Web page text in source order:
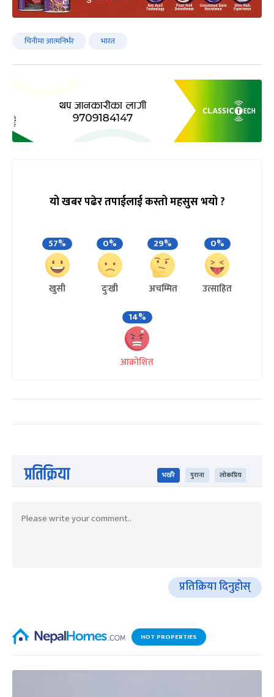
चिनीमा आत्मनिर्भर भारत
यो खबर पढेर तपाईलाई कस्तो महसुस भयो ?
57%
खुसी
0%
दुःखी
29%
अचम्मित
0%
उत्साहित
14%
आक्रोशित
प्रतिक्रिया भर्खरै पुराना लोकप्रिय
प्रतिक्रिया दिनुहोस्
HOT PROPERTIES